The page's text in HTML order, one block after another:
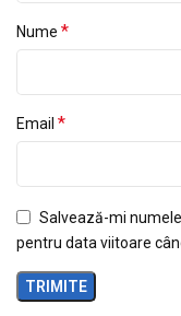
Nume *
Email *
Salvează-mi
pentru data viitoare